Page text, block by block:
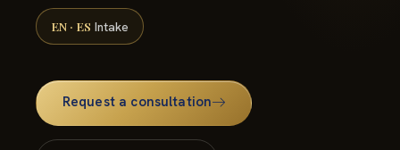
EN · ES Intake
Request a consultation